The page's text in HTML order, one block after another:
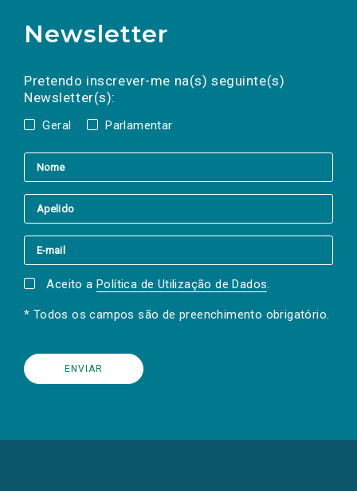
Newsletter
Pretendo inscrever-me na(s) seguinte(s)
Newsletter(s):
Geral Parlamentar
a(s) newsletter(s).
mail
Aceito a Política de Utilização de Dados.
* Todos os campos são de preenchimento obrigatório.